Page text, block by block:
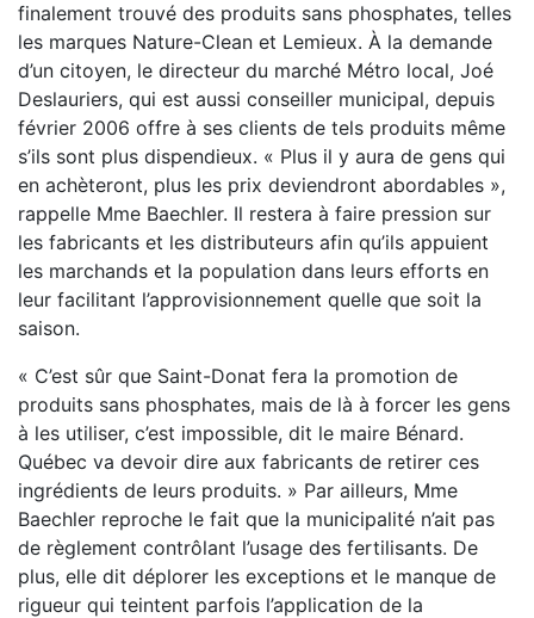
finalement trouvé des produits sans phosphates, telles
les marques Nature-Clean et Lemieux. À la demande
d’un citoyen, le directeur du marché Métro local, Joé
Deslauriers, qui est aussi conseiller municipal, depuis
février 2006 offre à ses clients de tels produits même
s’ils sont plus dispendieux. « Plus il y aura de gens qui
en achèteront, plus les prix deviendront abordables »,
rappelle Mme Baechler. Il restera à faire pression sur
les fabricants et les distributeurs afin qu’ils appuient
les marchands et la population dans leurs efforts en
leur facilitant l’approvisionnement quelle que soit la
saison.
« C’est sûr que Saint-Donat fera la promotion de
produits sans phosphates, mais de là à forcer les gens
à les utiliser, c’est impossible, dit le maire Bénard.
Québec va devoir dire aux fabricants de retirer ces
ingrédients de leurs produits. » Par ailleurs, Mme
Baechler reproche le fait que la municipalité n’ait pas
de règlement contrôlant l’usage des fertilisants. De
plus, elle dit déplorer les exceptions et le manque de
rigueur qui teintent parfois l’application de la